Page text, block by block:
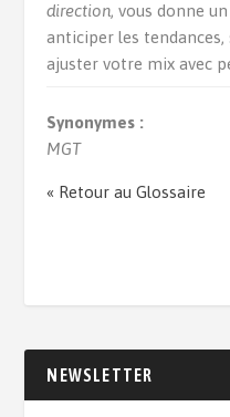
direction, vous donne
anticiper les
ajuster votre mix avec
Synonymes :
MGT
« Retour au Glossaire
NEWSLETTER